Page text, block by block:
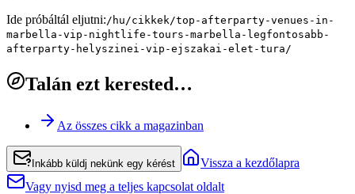
Ide próbáltál eljutni: /hu/cikkek/top-afterparty-venues-in-
marbella-vip-nightlife-tours-marbella-legfontosabb-
afterparty-helyszinei-vip-ejszakai-elet-tura/
Talán ezt kerested…
Az összes cikk a magazinban
Inkább küldj nekünk egy kérést
Vissza a kezdőlapra
Vagy nyisd meg a teljes kapcsolat oldalt